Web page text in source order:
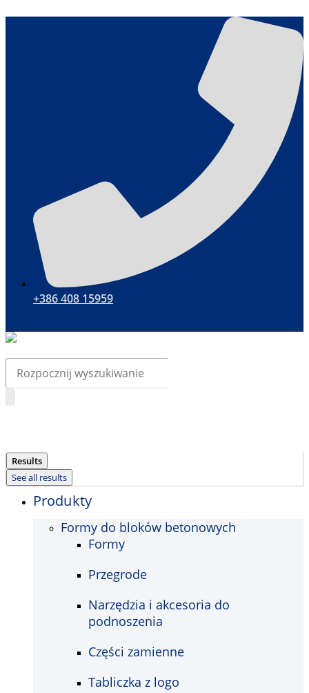
+386 408 15959
Search
Results
See all results
Produkty
Formy do bloków betonowych
Formy
Przegrode
Narzędzia i akcesoria do
podnoszenia
Części zamienne
Tabliczka z logo